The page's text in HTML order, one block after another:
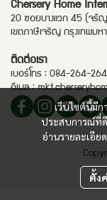
เว็บไซต์นี้มี
ประสบการณ์ที่ดี
อ่านรายละเอีย
ตั้ง
Chersery Home
20 ซอยบางแวก 45 (จรัญ
เขตภาษีเจริญ กรุงเทพมห
ติดต่อเรา
เบอร์โทร : 084-264-
อีเมล :